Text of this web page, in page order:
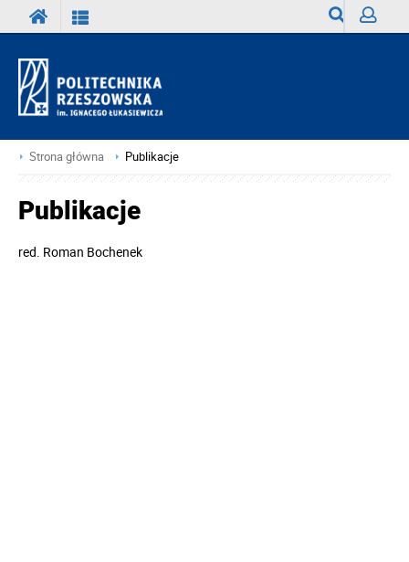
Strona główna Publikacje
Publikacje
red. Roman Bochenek